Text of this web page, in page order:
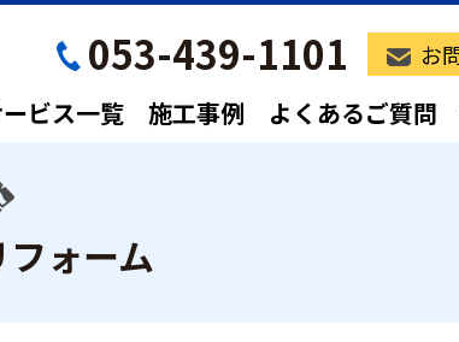
053-439-1101 お
ビス一覧 施工事例 よくあるご質問
ォーム